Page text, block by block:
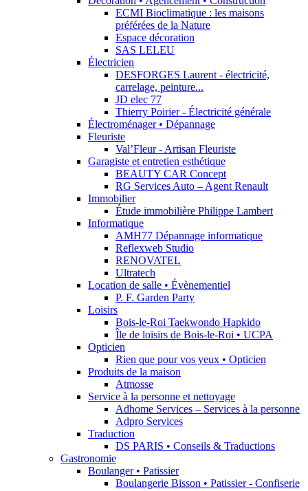
ECMI Bioclimatique : les maisons
préférées de la Nature
Espace décoration
SAS LELEU
Électricien
DESFORGES Laurent - électricité,
carrelage, peinture...
JD elec 77
Thierry Poirier - Électricité générale
Électroménager • Dépannage
Fleuriste
Val’Fleur - Artisan Fleuriste
Garagiste et entretien esthétique
BEAUTY CAR Concept
RG Services Auto – Agent Renault
Immobilier
Étude immobilière Philippe Lambert
Informatique
AMH77 Dépannage informatique
Reflexweb Studio
RENOVATEL
Ultratech
Location de salle • Évènementiel
P. F. Garden Party
Loisirs
Bois-le-Roi Taekwondo Hapkido
Île de loisirs de Bois-le-Roi • UCPA
Opticien
Rien que pour vos yeux • Opticien
Produits de la maison
Atmosse
Service à la personne et nettoyage
Adhome Services – Services à la personne
Adpro Services
Traduction
DS PARIS • Conseils & Traductions
Gastronomie
Boulanger • Patissier
Boulangerie Bisson • Patissier - Confiserie